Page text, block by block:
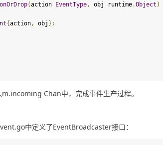
(action EventType, obj runtime.Object )
{action, obj }:
Chan中，完成事件生产过程。
中定义了EventBroadcaster接口：